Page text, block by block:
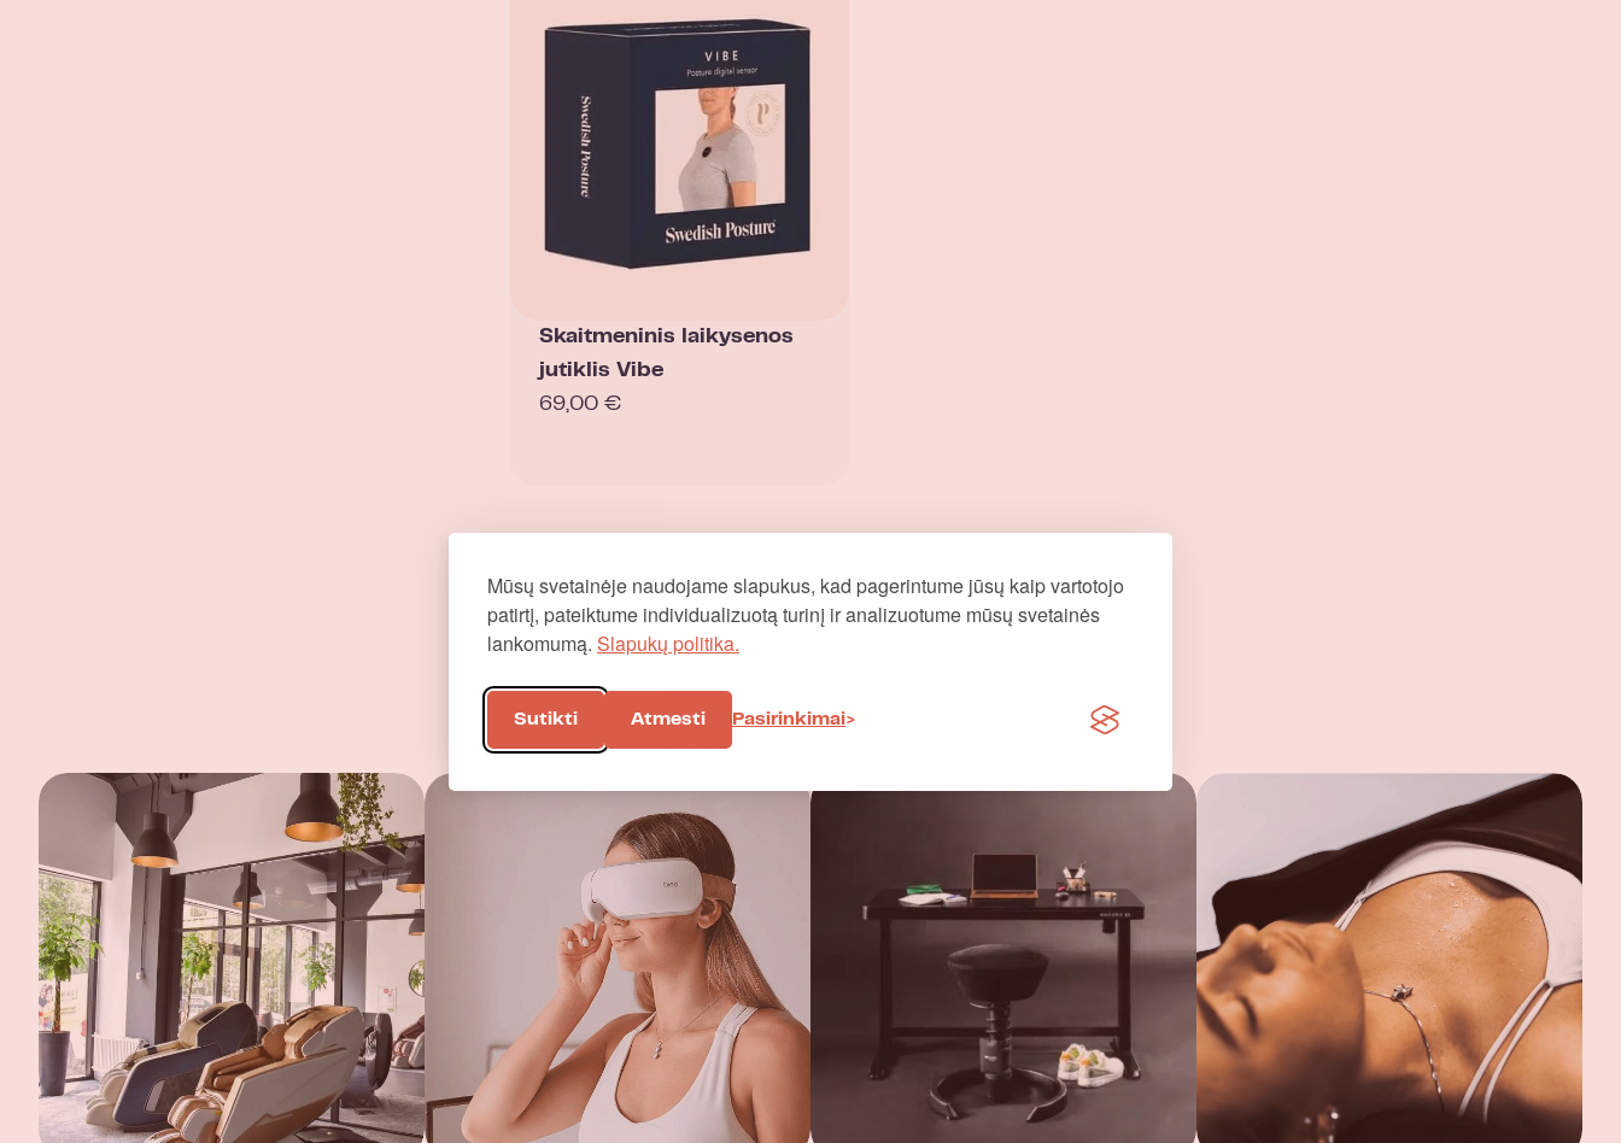
Mūsų svetainėje naudojame slapukus, kad pagerintume jūsų kaip vartotojo
patirtį, pateiktume individualizuotą turinį ir analizuotume mūsų svetainės
lankomumą. Slapukų politika.
Sutikti Atmesti Pasirinkimai
Skaitmeninis laikysenos
jutiklis Vibe
69,00 €
Kitos kategorijos